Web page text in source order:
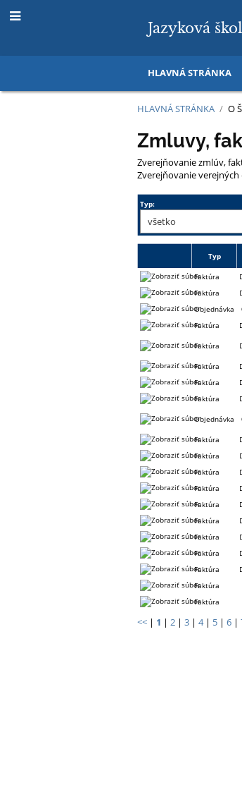
Jazyková
HLAVNÁ STRÁNKA
HLAVNÁ STRÁNKA / O
Zmluvy,
faktúry
Zmluvy,
Zverejňovanie zmlúv,
Zverejňovanie
Typ:
Typ
Faktúra
Faktúra
Objednávka
Faktúra
Faktúra
Faktúra
Faktúra
Faktúra
Objednávka
Faktúra
Faktúra
Faktúra
Faktúra
Faktúra
Faktúra
Faktúra
Faktúra
Faktúra
Faktúra
Faktúra
<< | 1 |2 |3 |4| 5 |6 |